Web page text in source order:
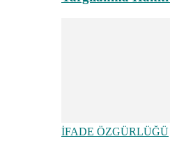
İFADE ÖZGÜRLÜĞÜ